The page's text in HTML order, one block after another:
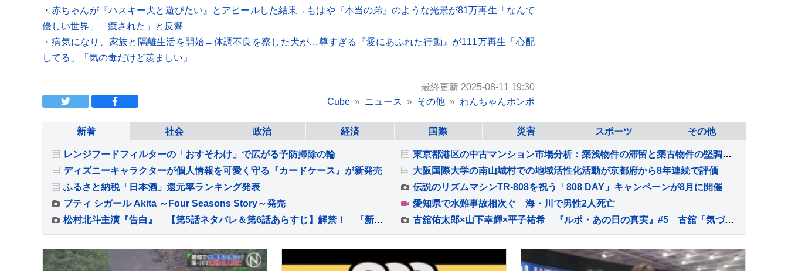
・赤ちゃんが『ハスキー犬と遊びたい』とアピールした結果→もはや『本当の弟』のような光景が81万再生「なんて
優しい世界」「癒された」と反響
・病気になり、家族と隔離生活を開始→体調不良を察した犬が…尊すぎる『愛にあふれた行動』が111万再生「心配
してる」「気の毒だけど羨ましい」
最終更新 2025-08-11 19:30
Cube
ニュース その他 わんちゃんホンポ
新着 社会 政治 経済 国際 災害 スポーツ その他
レンジフードフィルターの「おすそわけ」で広がる予防掃除の輪
東京都港区の中古マンション市場分析：築浅物件の滞留と築古物件の堅調な需要
ディズニーキャラクターが個人情報を可愛く守る『カードケース』が新発売
大阪国際大学の南山城村での地域活性化活動が京都府から8年連続で評価
ふるさと納税「日本酒」還元率ランキング発表
伝説のリズムマシンTR-808を祝う「808 DAY」キャンペーンが8月に開催
プティ シガール Akita ～Four Seasons Story～発売
愛知県で水難事故相次ぐ 海・川で男性2人死亡
松村北斗主演『告白』 【第5話ネタバレ＆第6話あらすじ】解禁！ 「新場面写真7点」も！！
古舘佑太郎×山下幸輝×平子祐希 『ルポ・あの日の真実』#5 古舘「気づけば熱く語っていました」